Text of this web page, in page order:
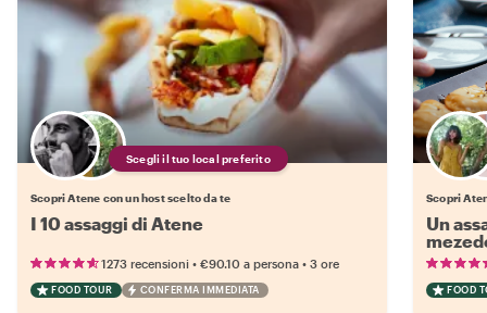
Scegli il tuo local preferito
Scopri Atene con un host scelto da te
I 10 assaggi di Atene
1273 recensioni • €90.10 a persona • 3 ore
FOOD TOUR CONFERMA IMMEDIATA
Scopri
Un
FOOD